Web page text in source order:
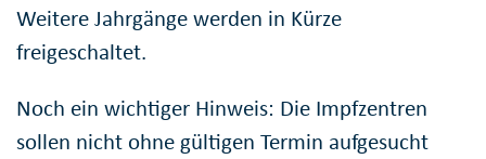
Weitere Jahrgänge werden in Kürze
freigeschaltet.
Noch ein wichtiger Hinweis: Die Impfzentren
sollen nicht ohne gültigen Termin aufgesucht